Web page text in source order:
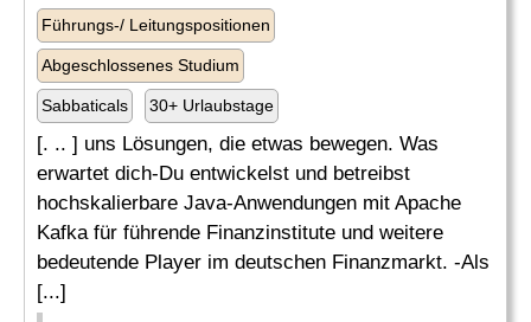
Führungs-/ Leitungspositionen
Abgeschlossenes Studium
Sabbaticals 30+ Urlaubstage
[. .. ] uns Lösungen, die etwas bewegen. Was
erwartet dich-Du entwickelst und betreibst
hochskalierbare Java-Anwendungen mit Apache
Kafka für führende Finanzinstitute und weitere
bedeutende Player im deutschen Finanzmarkt. -Als
[...]